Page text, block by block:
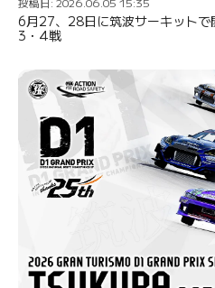
6月27、28日に筑波サーキットで
3・4戦